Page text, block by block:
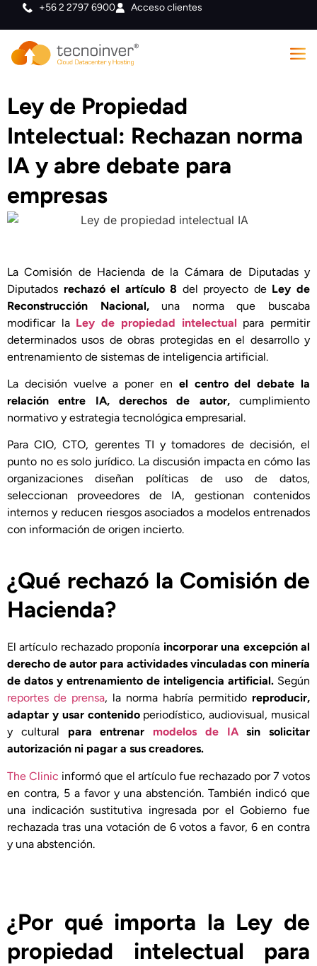
+56 2 2797 6900 Acceso clientes
Ley de Propiedad
Intelectual: Rechazan norma
IA y abre debate para
empresas
La Comisión de Hacienda de la Cámara de Diputadas y
Diputados rechazó el artículo 8 del proyecto de Ley de
Reconstrucción Nacional,una norma que buscaba
modificar la Ley de propiedad intelectual para permitir
determinados usos de obras protegidas en el desarrollo y
entrenamiento de sistemas de inteligencia artificial.
La decisión vuelve a poner en el centro del debate la
relación entre IA, derechos de autor,cumplimiento
normativo y estrategia tecnológica empresarial.
Para CIO, CTO, gerentes TI y tomadores de decisión, el
punto no es solo jurídico. La discusión impacta en cómo las
organizaciones diseñan políticas de uso de datos,
seleccionan proveedores de IA, gestionan contenidos
internos y reducen riesgos asociados a modelos entrenados
con información de origen incierto.
¿Qué rechazó la Comisión de
Hacienda?
El artículo rechazado proponía incorporar una excepción al
derecho de autor para actividades vinculadas con minería
de datos y entrenamiento de inteligencia artificial. Según
reportes de prensa, la norma habría permitido reproducir,
adaptar y usar contenidoperiodístico, audiovisual, musical
y cultural para entrenar modelos de IAsin solicitar
autorización ni pagar a sus creadores.
The Clinic informó que el artículo fue rechazado por 7 votos
en contra, 5 a favor y una abstención. También indicó que
una indicación sustitutiva ingresada por el Gobierno fue
rechazada tras una votación de 6 votos a favor, 6 en contra
y una abstención.
¿Por qué importa la Ley de
propiedad intelectual para